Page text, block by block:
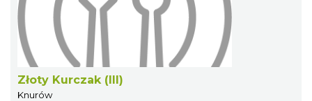
Złoty Kurczak (III)
Knurów